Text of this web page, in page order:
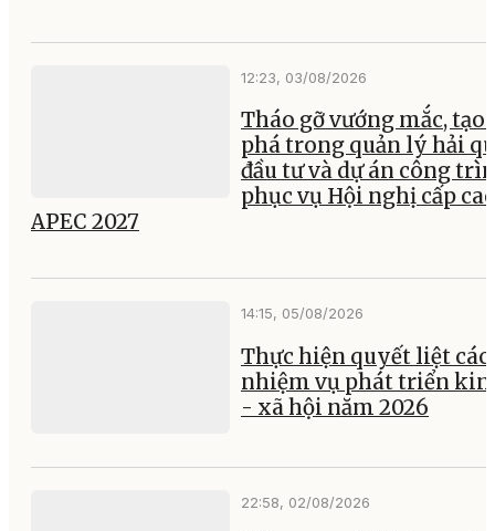
12:23, 03/08/2026
Tháo gỡ vướng mắc, tạo
phá trong quản lý hải
đầu tư và dự án công
phục vụ Hội nghị cấp
APEC 2027
14:15, 05/08/2026
Thực hiện quyết liệt các
nhiệm vụ phát triển
- xã hội năm 2026
22:58, 02/08/2026